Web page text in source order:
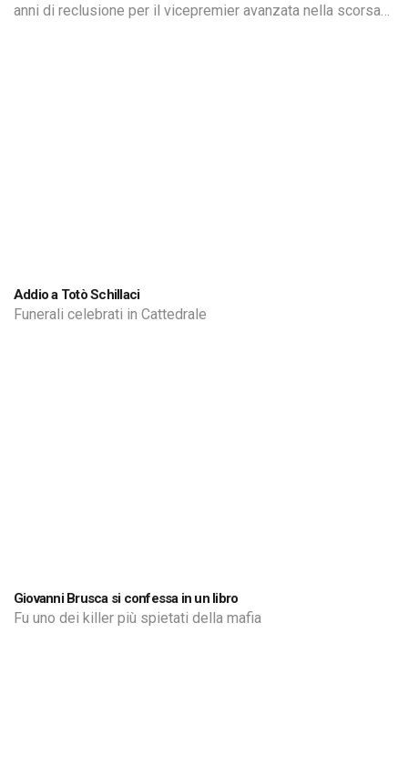
anni di reclusione per il vicepremier avanzata nella scorsa
Addio a Totò Schillaci
Funerali celebrati in Cattedrale
Giovanni Brusca si confessa in un libro
Fu uno dei killer più spietati della mafia